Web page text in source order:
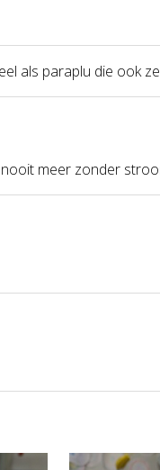
als paraplu die ook
meer zonder